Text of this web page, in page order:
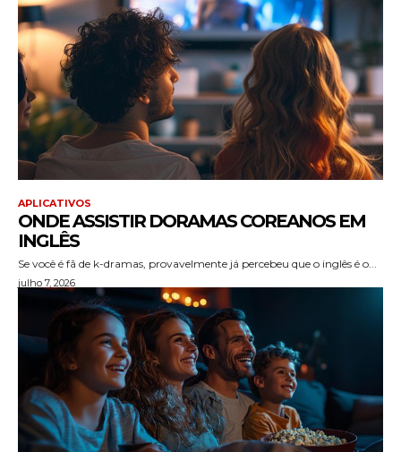
APLICATIVOS
ONDE ASSISTIR DORAMAS COREANOS EM
INGLÊS
Se você é fã de k-dramas, provavelmente já percebeu que o inglês é o...
julho 7, 2026